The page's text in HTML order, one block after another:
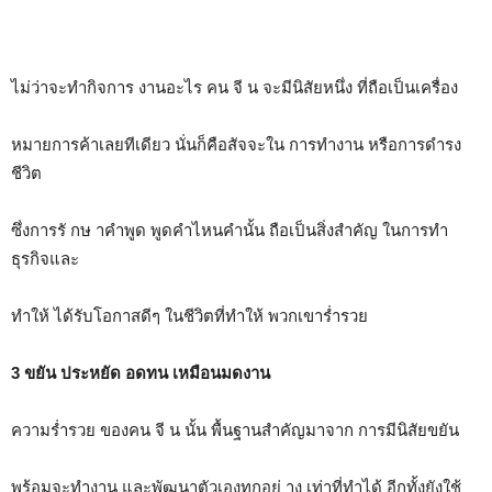
ไม่ว่าจะทำกิจการ งานอะไร คน จี น จะมีนิสัยหนึ่ง ที่ถือเป็นเครื่อง
หมายการค้าเลยทีเดียว นั่นก็คือสัจจะใน การทำงาน หรือการดำรง
ชีวิต
ซึ่งการรั กษ าคำพูด พูดคำไหนคำนั้น ถือเป็นสิ่งสำคัญ ในการทำ
ธุรกิจและ
ทำให้ ได้รับโอกาสดีๆ ในชีวิตที่ทำให้ พวกเขาร่ำรวย
3 ขยัน ประหยัด อดทน เหมือนมดงาน
ความร่ำรวย ของคน จี น นั้น พื้นฐานสำคัญมาจาก การมีนิสัยขยัน
พร้อมจะทำงาน และพัฒนาตัวเองทุกอย่ าง เท่าที่ทำได้ อีกทั้งยังใช้